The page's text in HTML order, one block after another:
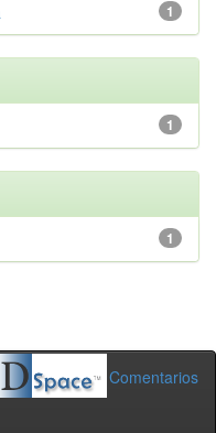
1
1
1
Comentarios